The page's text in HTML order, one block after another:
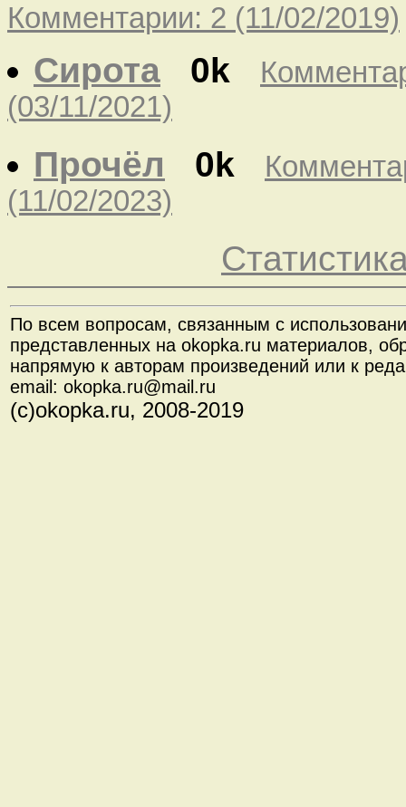
Комментарии: 2 (11/02/2019)
Сирота 0k
(03/11/2021)
Прочёл
0k
(11/02/2023)
По всем вопросам, связанным с
представленных на okopka.ru материалов,
напрямую к авторам произведений или к
email: okopka.ru@mail.ru
(с)okopka.ru, 2008-2019